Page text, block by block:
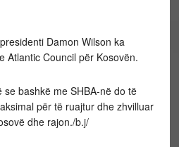
Damon Wilson ka
Atlantic Council për Kosovën.
bashkë me SHBA-në do të
për të ruajtur dhe zhvilluar
dhe rajon./b.j/